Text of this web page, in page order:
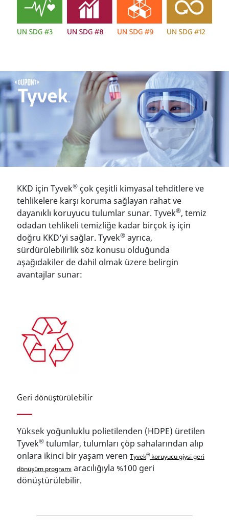
KKD için Tyvek® çok çeşitli kimyasal tehditlere ve
tehlikelere karşı koruma sağlayan rahat ve
dayanıklı koruyucu tulumlar sunar. Tyvek®, temiz
odadan tehlikeli temizliğe kadar birçok iş için
doğru KKD’yi sağlar. Tyvek® ayrıca,
sürdürülebilirlik söz konusu olduğunda
aşağıdakiler de dahil olmak üzere belirgin
avantajlar sunar:
Geri dönüştürülebilir
Yüksek yoğunluklu polietilenden (HDPE) üretilen
Tyvek® tulumlar, tulumları çöp sahalarından alıp
onlara ikinci bir yaşam veren Tyvek® koruyucu giysi geri
dönüşüm programı aracılığıyla %100 geri
dönüştürülebilir.